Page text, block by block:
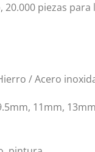
piezas para
/ Acero
11mm,